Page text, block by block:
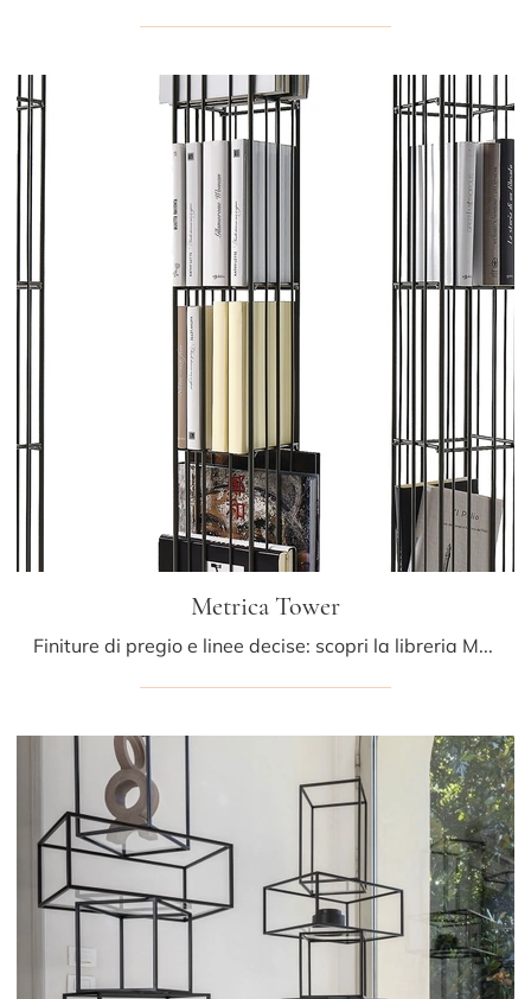
Metrica Tower
Finiture di pregio e linee decise: scopri la libreria Metrica Tower di Mogg tra le più originali Librerie design divisorie.